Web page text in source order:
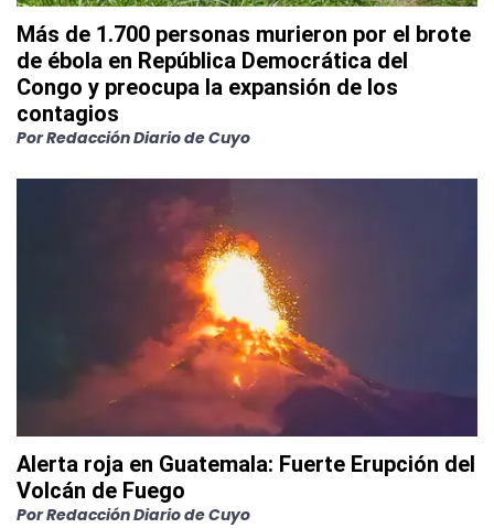
Más de 1.700 personas murieron por el brote
de ébola en República Democrática del
Congo y preocupa la expansión de los
contagios
PorRedacción Diario de Cuyo
Alerta roja en Guatemala: Fuerte Erupción del
Volcán de Fuego
PorRedacción Diario de Cuyo